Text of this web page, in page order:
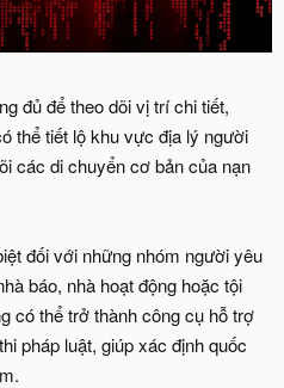
đủ để theo dõi vị trí chi tiết,
thể tiết lộ khu vực địa lý người
các di chuyển cơ bản của nạn
đối với những nhóm người yêu
báo, nhà hoạt động hoặc tội
có thể trở thành công cụ hỗ trợ
pháp luật, giúp xác định quốc